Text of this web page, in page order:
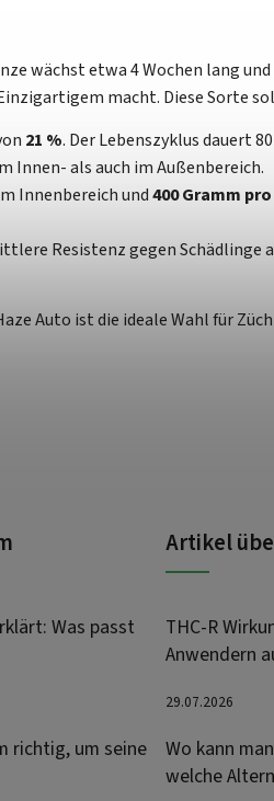
wächst etwa 4 Wochen lang
macht. Diese Sorte
21 %. Der Lebenszyklus dauert
Innen- als auch im Außenbereich.
Innenbereich und400 Gramm
Resistenz gegen
Auto ist die ideale Wahl für
Was passt
richtig, um seine
Artikel
THC-R
Anwendern
29.07.2026
Wo kann
welche